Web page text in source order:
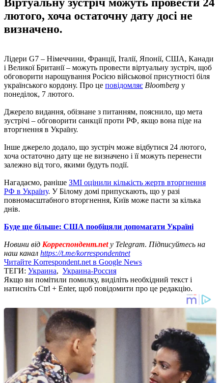
лютого, хоча остаточну дату досі не
визначено.
Лідери G7 – Німеччини, Франції, Італії, Японії, США, Канади
і Великої Британії – можуть провести віртуальну зустріч, щоб
обговорити нарощування Росією військової присутності біля
українського кордону. Про це повідомляє Bloomberg у
понеділок, 7 лютого.
Джерело видання, обізнане з питанням, пояснило, що мета
зустрічі – обговорити санкції проти РФ, якщо вона піде на
вторгнення в Україну.
Інше джерело додало, що зустріч може відбутися 24 лютого,
хоча остаточно дату ще не визначено і її можуть перенести
залежно від того, якими будуть події.
Нагадаємо, раніше ЗМІ оцінили кількість жертв вторгнення
РФ в Україну. У Білому домі припускають, що у разі
повномасштабного вторгнення, Київ може пасти за кілька
днів.
Буде ще більше: США пообіцяли допомагати Україні
Новини від Корреспондент.netу Telegram. Підписуйтесь на
наш канал https://t.me/korrespondentnet
Читайте Korrespondent.net в Google News
ТЕГИ: Украина, Украина-Россия
Якщо ви помітили помилку, виділіть необхідний текст і
натисніть Ctrl + Enter, щоб повідомити про це редакцію.